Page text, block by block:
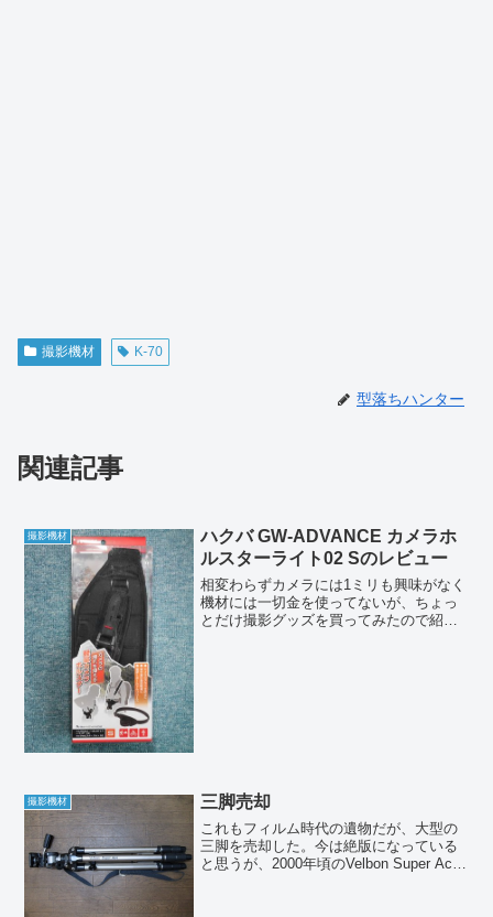
撮影機材 K-70
型落ちハンター
関連記事
撮影機材
ハクバ GW-ADVANCE カメラホ
ルスターライト02 Sのレビュー
相変わらずカメラには1ミリも興味がなく
機材には一切金を使ってないが、ちょっ
とだけ撮影グッズを買ってみたので紹介
撮影機材 三脚売却
これもフィルム時代の遺物だが、大型の
三脚を売却した。今は絶版になっている
と思うが、2000年頃のVelbon Super Ace